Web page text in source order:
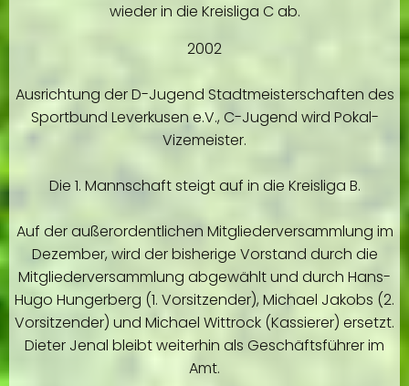
wieder in die Kreisliga C ab.
2002
Ausrichtung der D-Jugend Stadtmeisterschaften des
Sportbund Leverkusen e.V., C-Jugend wird Pokal-
Vizemeister.
Die 1. Mannschaft steigt auf in die Kreisliga B.
Auf der außerordentlichen Mitgliederversammlung im
Dezember, wird der bisherige Vorstand durch die
Mitgliederversammlung abgewählt und durch Hans-
Hugo Hungerberg (1. Vorsitzender), Michael Jakobs (2.
Vorsitzender) und Michael Wittrock (Kassierer) ersetzt.
Dieter Jenal bleibt weiterhin als Geschäftsführer im
Amt.